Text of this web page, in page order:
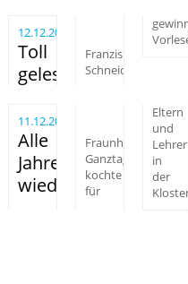
12.12.2017
Toll
gelesen!
Franziska
Schneider
11.12.2017
Alle
Jahre
wieder!
Fraunhofer-
Ganztagsklasse
kochte
für
Eltern
und
Lehrer
in
der